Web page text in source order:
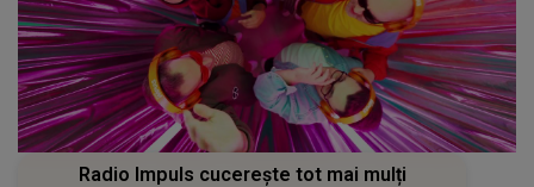
Radio Impuls cucerește tot mai mulți